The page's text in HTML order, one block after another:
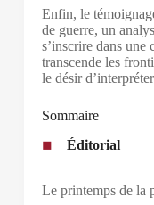
Enfin, le
de guerre, un
s’inscrire dans une
transcende les
le désir
Sommaire
Éditorial
Le printemps de la